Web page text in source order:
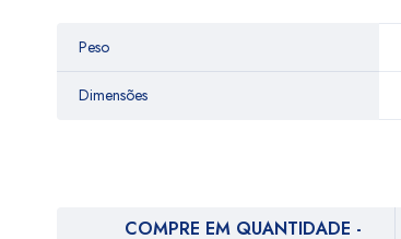
Peso
Dimensões
COMPRE EM QUANTIDADE -